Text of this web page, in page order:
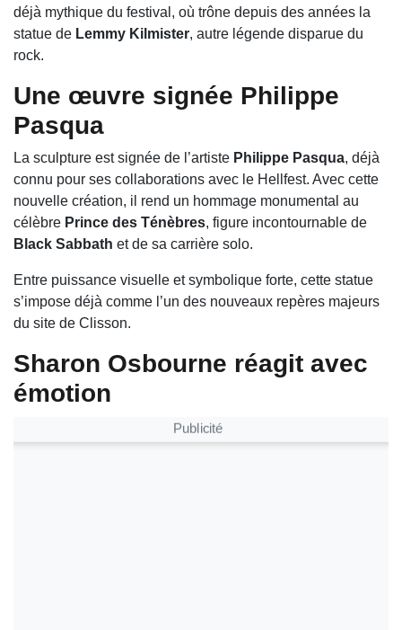
déjà mythique du festival, où trône depuis des années la
statue de Lemmy Kilmister, autre légende disparue du
rock.
Une œuvre signée Philippe
Pasqua
La sculpture est signée de l’artiste Philippe Pasqua, déjà
connu pour ses collaborations avec le Hellfest. Avec cette
nouvelle création, il rend un hommage monumental au
célèbre Prince des Ténèbres, figure incontournable de
Black Sabbath et de sa carrière solo.
Entre puissance visuelle et symbolique forte, cette statue
s’impose déjà comme l’un des nouveaux repères majeurs
du site de Clisson.
Sharon Osbourne réagit avec
émotion
Publicité